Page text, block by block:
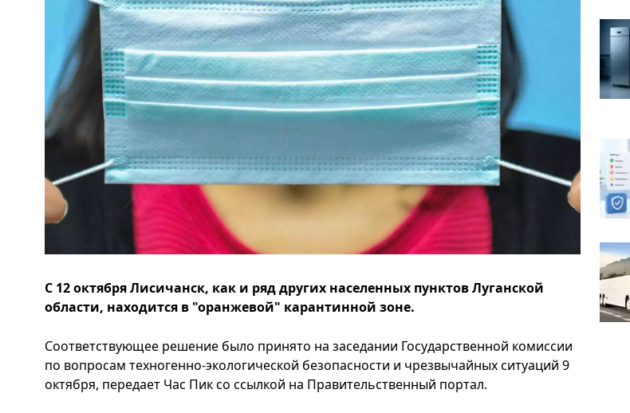
С 12 октября Лисичанск, как и ряд других населенных пунктов Луганской
области, находится в "оранжевой" карантинной зоне.
Соответствующее решение было принято на заседании Государственной комиссии
по вопросам техногенно-экологической безопасности и чрезвычайных ситуаций 9
октября, передает Час Пик со ссылкой на Правительственный портал.